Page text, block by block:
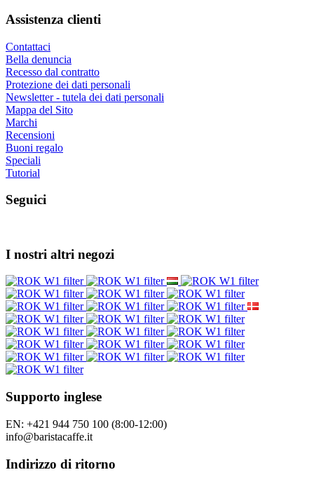
Assistenza clienti
Contattaci
Bella denuncia
Recesso dal contratto
Protezione dei dati personali
Newsletter - tutela dei dati personali
Mappa del Sito
Marchi
Recensioni
Buoni regalo
Speciali
Tutorial
Seguici
I nostri altri negozi
Supporto inglese
EN: +421 944 750 100 (8:00-12:00)
info@baristacaffe.it
Indirizzo di ritorno